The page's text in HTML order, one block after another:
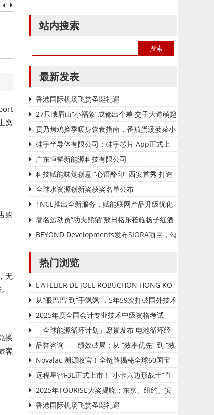
窝
购
无
换
客
站内搜索
最新发表
香港国际机场飞赏圣诞礼遇
27只峨眉山“小福象”成都出个差 交子大道萌趣
巡游贡乃烤鸡换季暖身饮食指南，番茄蛋汤菠菜小
炒都安排好
硅宇半导体有限公司：硅宇芯片 App正式上
线 广东恒韬新能源科技有限公司
科技赋能味觉创意 “心语酪印” 西安首秀 打造
可定制酸奶消费新场景
全球水资源创新奖获奖名单公布
1NCE推出全新服务，赋能联网产品升级优化
著名运动员“功夫熊猫”敖日格乐莅临扬子红酒
业考察交流
BEYOND Developments发布SIORA项目，勾
热门浏览
L'ATELIER DE JOËL ROBUCHON HONG KO
NG 延续十八载辉煌传奇 今夏载誉回归置地廣塲
从“眼巴巴”到“手飒飒”，5年59次打破国外技术
垄断——国家管网集团北京管道有限公司“红色
劲旅自主维保突击队”攻坚实录
2025年度全国会计专业技术中级资格考试
（甘肃考区）报名公告
「全球能源循环计划」愿景发布 电池循环经
济加速落地
品誉咨询——绩效破局：从 “效率优先” 到 “效
能质变” 的管理范式革新
Novalac 溯源收官！全链路揭秘全球60国宝
妈安心密码
远程星智F3E正式上市！“小卡六边形战士”直
击城配用户运营痛点
2025年TOURISE大奖揭晓：东京、纽约、安
卡什与巴黎荣获首届殊荣
香港国际机场飞赏圣诞礼遇